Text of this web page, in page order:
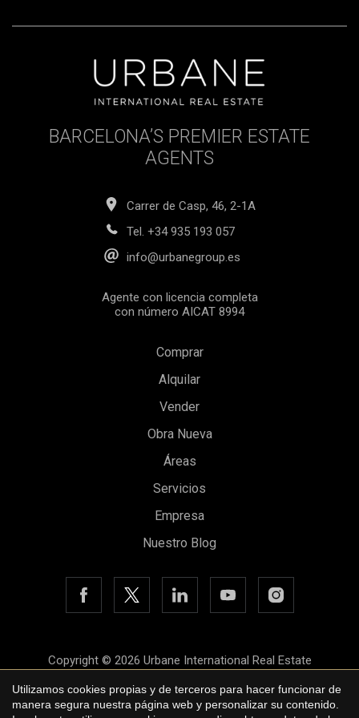
inteligente, este apartamento ofrece una combinación muy
Contacte con Urbane International Real Estate hoy mismo
para más información, planos o para reservar esta unidad
antes de su finalización en marzo de 2026. El precio de
venta no incluye impuestos, gastos de notaría o registro,
hipoteca si procede.
BARCELONA’S PREMIER ESTATE
AGENTS
Carrer de Casp, 46, 2-1A
Tel. +34 935 193 057
info@urbanegroup.es
Agente con licencia completa
con número AICAT 8994
Comprar
Alquilar
Vender
Obra Nueva
Áreas
Servicios
Empresa
Nuestro Blog
Copyright © 2026 Urbane International Real Estate
Aviso legal
Política de privacidad
Utilizamos cookies propias y de terceros para hacer funcionar de
manera segura nuestra página web y personalizar su contenido.
Guardar configuración